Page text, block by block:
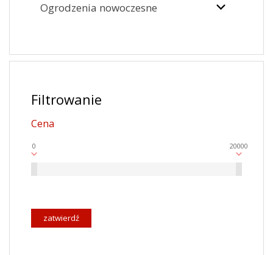
Ogrodzenia nowoczesne
Filtrowanie
Cena
0 20000
zatwierdź